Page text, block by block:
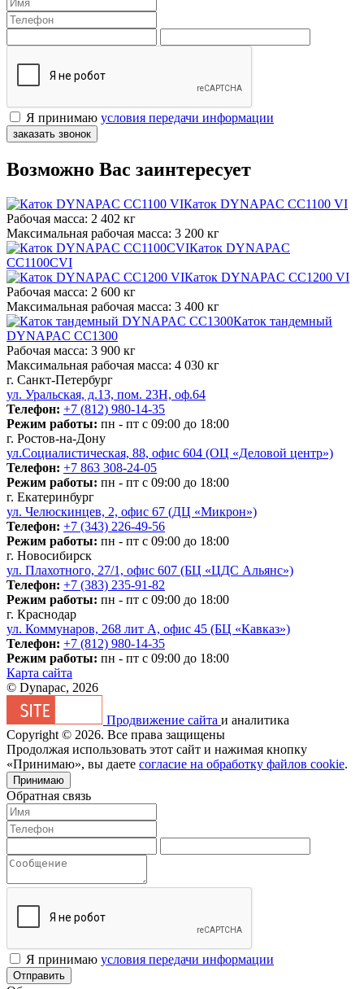
Я принимаю условия передачи информации
заказать звонок
Возможно Вас заинтересует
Каток DYNAPAC CC1100 VI
Рабочая масса: 2 402 кг
Максимальная рабочая масса: 3 200 кг
Каток DYNAPAC
CC1100CVI
Каток DYNAPAC CC1200 VI
Рабочая масса: 2 600 кг
Максимальная рабочая масса: 3 400 кг
Каток тандемный
DYNAPAC CC1300
Рабочая масса: 3 900 кг
Максимальная рабочая масса: 4 030 кг
г. Санкт-Петербург
ул. Уральская, д.13, пом. 23Н, оф.64
Телефон: +7 (812) 980-14-35
Режим работы: пн - пт с 09:00 до 18:00
г. Ростов-на-Дону
ул.Социалистическая, 88, офис 604 (ОЦ «Деловой центр»)
Телефон: +7 863 308-24-05
Режим работы: пн - пт с 09:00 до 18:00
г. Екатеринбург
ул. Челюскинцев, 2, офис 67 (ДЦ «Микрон»)
Телефон: +7 (343) 226-49-56
Режим работы: пн - пт с 09:00 до 18:00
г. Новосибирск
ул. Плахотного, 27/1, офис 607 (БЦ «ЦДС Альянс»)
Телефон: +7 (383) 235-91-82
Режим работы: пн - пт с 09:00 до 18:00
г. Краснодар
ул. Коммунаров, 268 лит А, офис 45 (БЦ «Кавказ»)
Телефон: +7 (812) 980-14-35
Режим работы: пн - пт с 09:00 до 18:00
Карта сайта
© Dynapac, 2026
Продвижение сайта и аналитика
Copyright © 2026. Все права защищены
Продолжая использовать этот сайт и нажимая кнопку
«Принимаю», вы даете согласие на обработку файлов cookie.
Принимаю
Обратная связь
Я принимаю условия передачи информации
Отправить